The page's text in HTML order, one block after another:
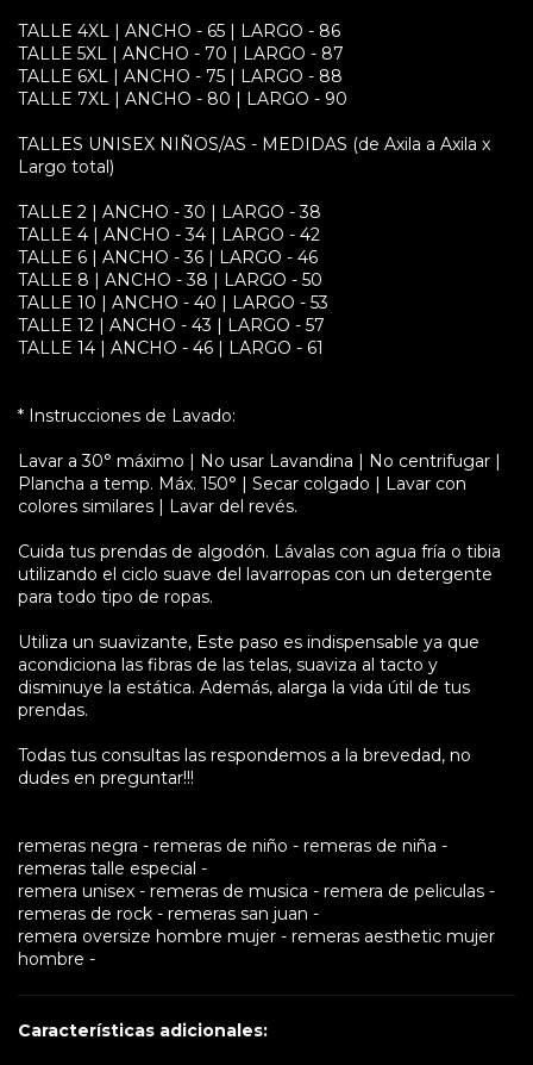
TALLE 4XL | ANCHO - 65 | LARGO - 86
TALLE 5XL | ANCHO - 70 | LARGO - 87
TALLE 6XL | ANCHO - 75 | LARGO - 88
TALLE 7XL | ANCHO - 80 | LARGO - 90
TALLES UNISEX NIÑOS/AS - MEDIDAS (de Axila a Axila x
Largo total)
TALLE 2 | ANCHO - 30 | LARGO - 38
TALLE 4 | ANCHO - 34 | LARGO - 42
TALLE 6 | ANCHO - 36 | LARGO - 46
TALLE 8 | ANCHO - 38 | LARGO - 50
TALLE 10 | ANCHO - 40 | LARGO - 53
TALLE 12 | ANCHO - 43 | LARGO - 57
TALLE 14 | ANCHO - 46 | LARGO - 61
* Instrucciones de Lavado:
Lavar a 30° máximo | No usar Lavandina | No centrifugar |
Plancha a temp. Máx. 150° | Secar colgado | Lavar con
colores similares | Lavar del revés.
Cuida tus prendas de algodón. Lávalas con agua fría o tibia
utilizando el ciclo suave del lavarropas con un detergente
para todo tipo de ropas.
Utiliza un suavizante, Este paso es indispensable ya que
acondiciona las fibras de las telas, suaviza al tacto y
disminuye la estática. Además, alarga la vida útil de tus
prendas.
Todas tus consultas las respondemos a la brevedad, no
dudes en preguntar!!!
remeras negra - remeras de niño - remeras de niña -
remeras talle especial -
remera unisex - remeras de musica - remera de peliculas -
remeras de rock - remeras san juan -
remera oversize hombre mujer - remeras aesthetic mujer
hombre -
Características adicionales: